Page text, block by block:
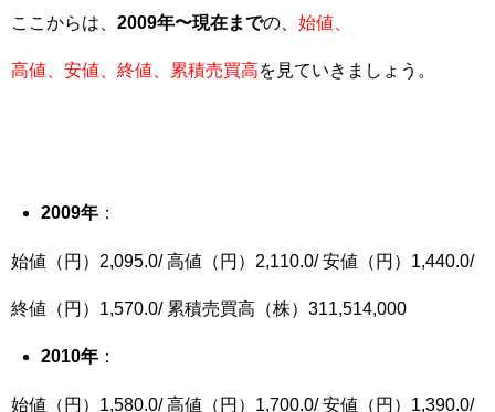
ここからは、 2009年〜現在までの、 始値、
高値、安値、終値、累積売買高を見ていきましょう。
2009年 ：
始値（円）2,095.0/ 高値（円）2,110.0/ 安値（円）1,440.0/
終値（円）1,570.0/ 累積売買高（株）311,514,000
2010年 ：
始値（円）1,580.0/ 高値（円）1,700.0/ 安値（円）1,390.0/